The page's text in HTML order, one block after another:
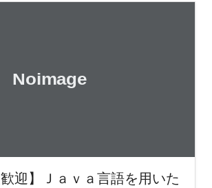
歓迎】Ｊａｖａ言語を用いた